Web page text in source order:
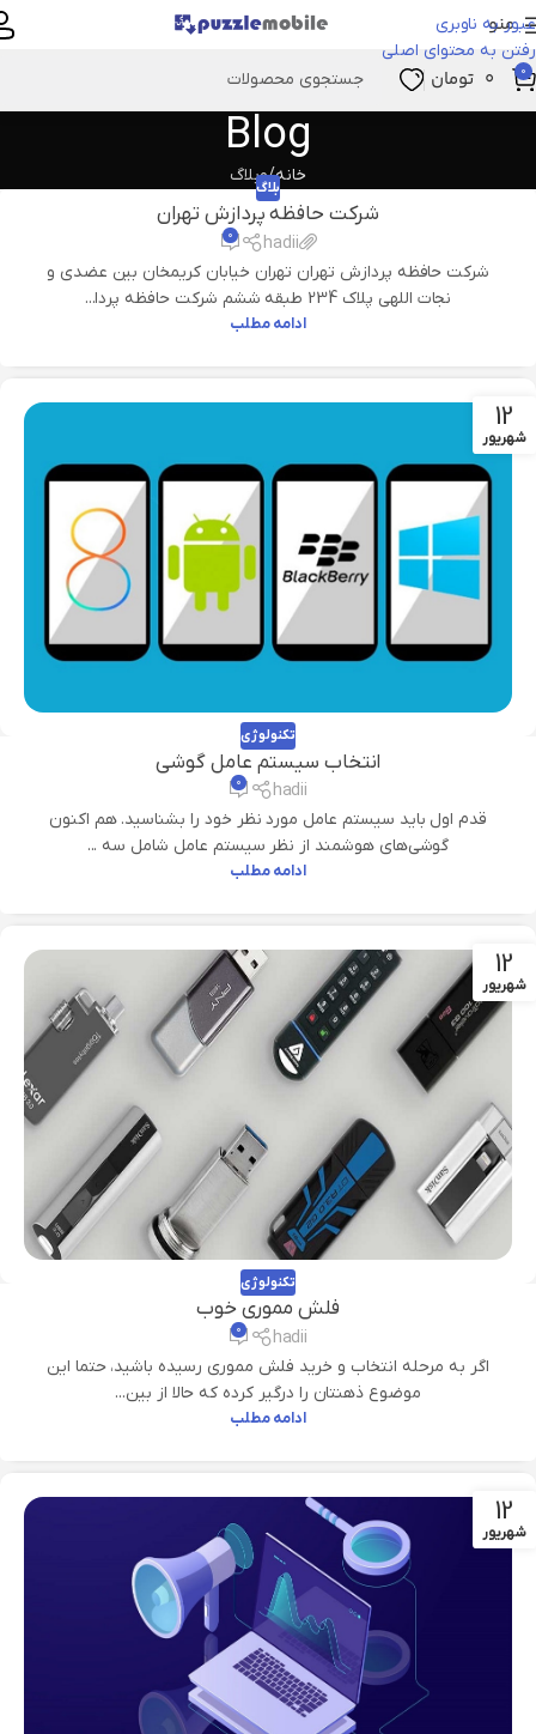
عبور به ناوبری
رفتن به محتوای اصلی
منو
0 ۰ تومان
Blog
خانه وبلاگ
بلاگ
شرکت حافظه پردازش تهران
hadii ۰
شرکت حافظه پردازش تهران تهران خیابان کریمخان بین عضدی و
نجات اللهی پلاک 234 طبقه ششم شرکت حافظه پردا...
ادامه مطلب
12
شهریور
تکنولوژی
انتخاب سیستم عامل گوشی
hadii ۰
قدم اول باید سیستم عامل مورد نظر خود را بشناسید. هم اکنون
گوشی‌های هوشمند از نظر سیستم عامل شامل سه ...
ادامه مطلب
12
شهریور
تکنولوژی
فلش مموری خوب
hadii ۰
اگر به مرحله انتخاب و خرید فلش مموری رسیده باشید، حتما این
موضوع ذهنتان را درگیر کرده که حالا از بین...
ادامه مطلب
12
شهریور